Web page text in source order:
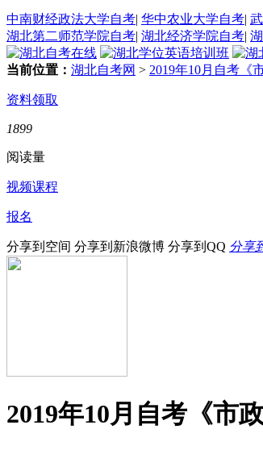
中南财经政法大学自考| 华中农业大学自考|
湖北第二师范学院自考| 湖北经济学院自考|
当前位置： 湖北自考网 > 2019年10月自考《
资料领取
1899
阅读量
视频课程
报名
分享到空间 分享到新浪微博 分享到QQ 分享
2019年10月自考《市